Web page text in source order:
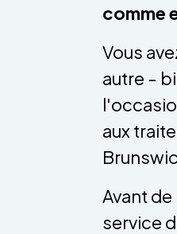
comme
Vous
autre -
aux
Avant
service